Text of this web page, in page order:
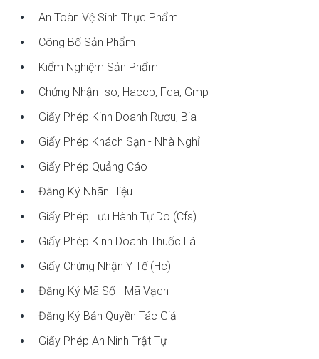
An Toàn Vệ Sinh Thực Phẩm
Công Bố Sản Phẩm
Kiểm Nghiệm Sản Phẩm
Chứng Nhận Iso, Haccp, Fda, Gmp
Giấy Phép Kinh Doanh Rượu, Bia
Giấy Phép Khách Sạn - Nhà Nghỉ
Giấy Phép Quảng Cáo
Đăng Ký Nhãn Hiệu
Giấy Phép Lưu Hành Tự Do (cfs)
Giấy Phép Kinh Doanh Thuốc Lá
Giấy Chứng Nhận Y Tế (hc)
Đăng Ký Mã Số - Mã Vạch
Đăng Ký Bản Quyền Tác Giả
Giấy Phép An Ninh Trật Tự